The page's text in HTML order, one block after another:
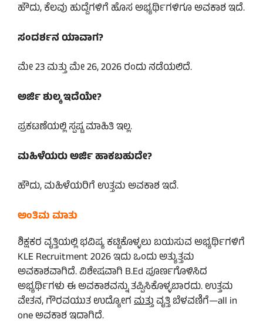
ಹೌದು, ಕೆಲವು ಹುದ್ದೆಗಳಿಗೆ ಹೊಸ ಅಭ್ಯರ್ಥಿಗಳಿಗೂ ಅವಕಾಶ ಇದೆ.
ಸಂದರ್ಶನ ಯಾವಾಗ?
ಮೇ 23 ಮತ್ತು ಮೇ 26, 2026 ರಂದು ನಡೆಯಲಿದೆ.
ಅರ್ಜಿ ಶುಲ್ಕ ಇದೆಯೇ?
ಪ್ರಕಟಣೆಯಲ್ಲಿ ಸ್ಪಷ್ಟ ಮಾಹಿತಿ ಇಲ್ಲ.
ಮಹಿಳೆಯರು ಅರ್ಜಿ ಹಾಕಬಹುದೇ?
ಹೌದು, ಮಹಿಳೆಯರಿಗೆ ಉತ್ತಮ ಅವಕಾಶ ಇದೆ.
ಅಂತಿಮ ಮಾತು
ಶಿಕ್ಷಕರ ವೃತ್ತಿಯಲ್ಲಿ ಭವಿಷ್ಯ ಕಟ್ಟಿಕೊಳ್ಳಲು ಬಯಸುವ ಅಭ್ಯರ್ಥಿಗಳಿಗೆ
KLE Recruitment 2026 ಇದು ಒಂದು ಅತ್ಯುತ್ತಮ
ಅವಕಾಶವಾಗಿದೆ. ವಿಶೇಷವಾಗಿ B.Ed ಪೂರ್ಣಗೊಳಿಸಿದ
ಅಭ್ಯರ್ಥಿಗಳು ಈ ಅವಕಾಶವನ್ನು ತಪ್ಪಿಸಿಕೊಳ್ಳಬಾರದು. ಉತ್ತಮ
ವೇತನ, ಗೌರವಯುತ ಉದ್ಯೋಗಮತ್ತುವೃತ್ತಿ ಬೆಳವಣಿಗೆ—all in
one ಅವಕಾಶ ಇದಾಗಿದೆ.